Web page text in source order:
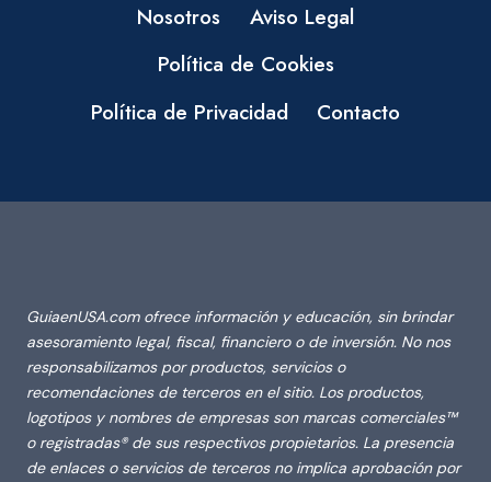
Nosotros
Aviso Legal
Política de Cookies
Política de Privacidad
Contacto
GuiaenUSA.com ofrece información y educación, sin brindar
asesoramiento legal, fiscal, financiero o de inversión. No nos
responsabilizamos por productos, servicios o
recomendaciones de terceros en el sitio. Los productos,
logotipos y nombres de empresas son marcas comerciales™
o registradas® de sus respectivos propietarios. La presencia
de enlaces o servicios de terceros no implica aprobación por